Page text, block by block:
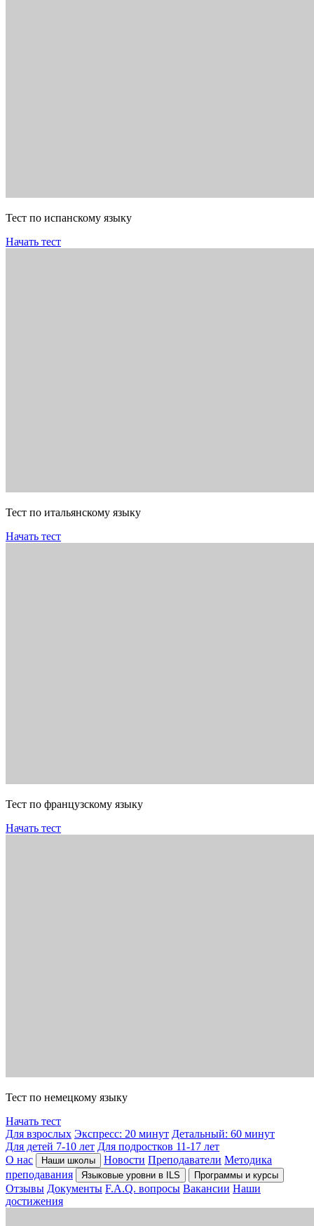
Тест по испанскому языку
Начать тест
Тест по итальянскому языку
Начать тест
Тест по французскому языку
Начать тест
Тест по немецкому языку
Начать тест
Для взрослых Экспресс: 20 минут Детальный: 60 минут
Для детей 7-10 лет Для подростков 11-17 лет
О нас
Наши школы Новости Преподаватели Методика
преподавания
Языковые уровни в ILS Программы и курсы
Отзывы Документы F.A.Q. вопросы Вакансии Наши
достижения